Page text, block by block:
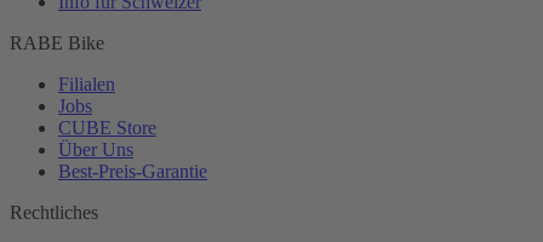
RABE Bike
Filialen
Jobs
CUBE Store
Über Uns
Best-Preis-Garantie
Rechtliches